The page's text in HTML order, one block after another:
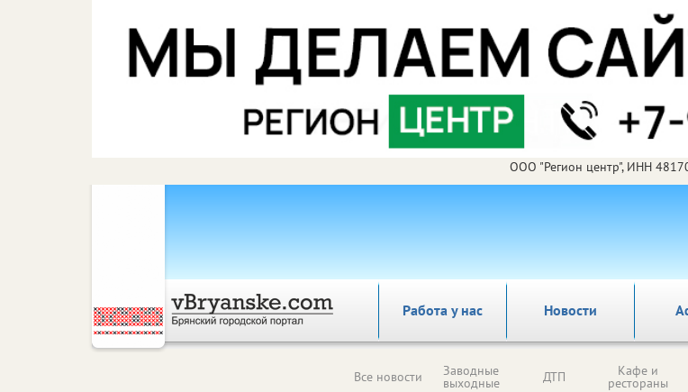
ООО "Регион центр", ИНН
Работа у нас Новости
Все новости Заводные
выходные ДТП Кафе и
рестораны